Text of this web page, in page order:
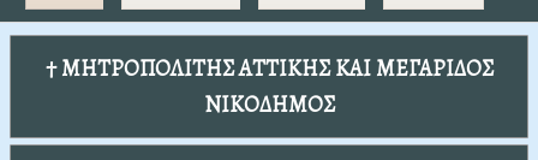
† ΜΗΤΡΟΠΟΛΙΤΗΣ ΑΤΤΙΚΗΣ ΚΑΙ ΜΕΓΑΡΙΔΟΣ
ΝΙΚΟΔΗΜΟΣ